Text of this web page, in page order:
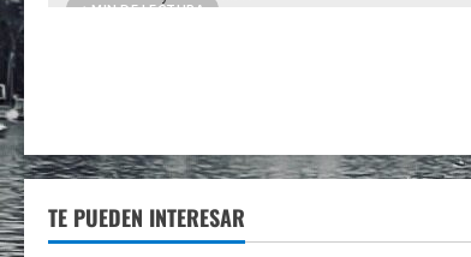
1 MIN DE LECTURA
TE PUEDEN INTERESAR